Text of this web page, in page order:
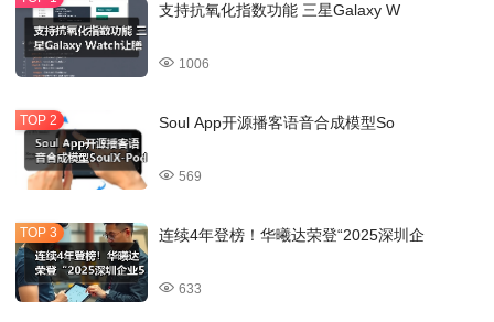
支持抗氧化指数功能 三星Galaxy W
1006
Soul App开源播客语音合成模型So
569
连续4年登榜！华曦达荣登“2025深圳企
633